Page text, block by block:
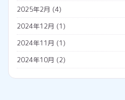
外国人雇用
外国人の年金
外国人の雇用方法
技人国
技能実習日誌
2025年2月 (4)
2024年12月 (1)
2024年11月 (1)
2024年10月 (2)
2024年7月(1)